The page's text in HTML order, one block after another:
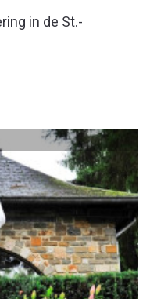
in de St.-